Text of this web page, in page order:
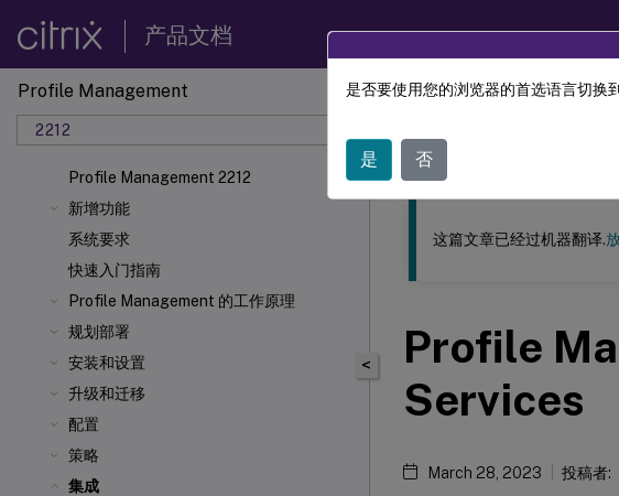
产品文档
Profile Management
2212
Profile Management 2212
新增功能
系统要求
快速入门指南
Profile Management 的工作原理
规划部署
安装和设置
升级和迁移
配置
策略
集成
此内容已经过机器动态翻译。
<
这篇文章已经过机器翻译.
Profile
Services
March 28, 2023 投稿者:
是否要使用您的浏览器的首选语言切换
是 否